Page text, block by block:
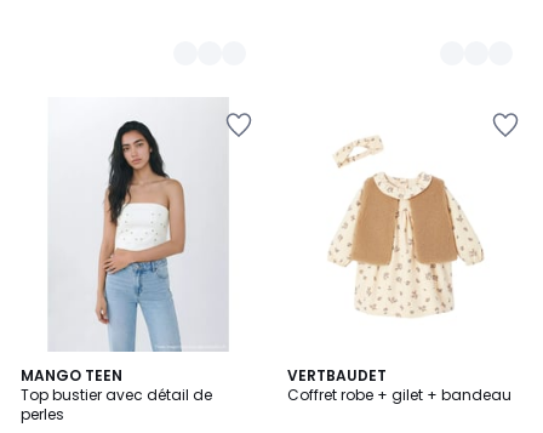
MANGO TEEN
Top bustier avec détail de
perles
VERTBAUDET
Coffret robe + gilet + bandeau